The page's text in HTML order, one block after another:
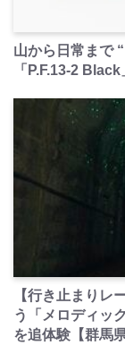
山から日常まで
「P.F.13-2
【行き止まりレ
う「メロディッ
を追体験【群馬